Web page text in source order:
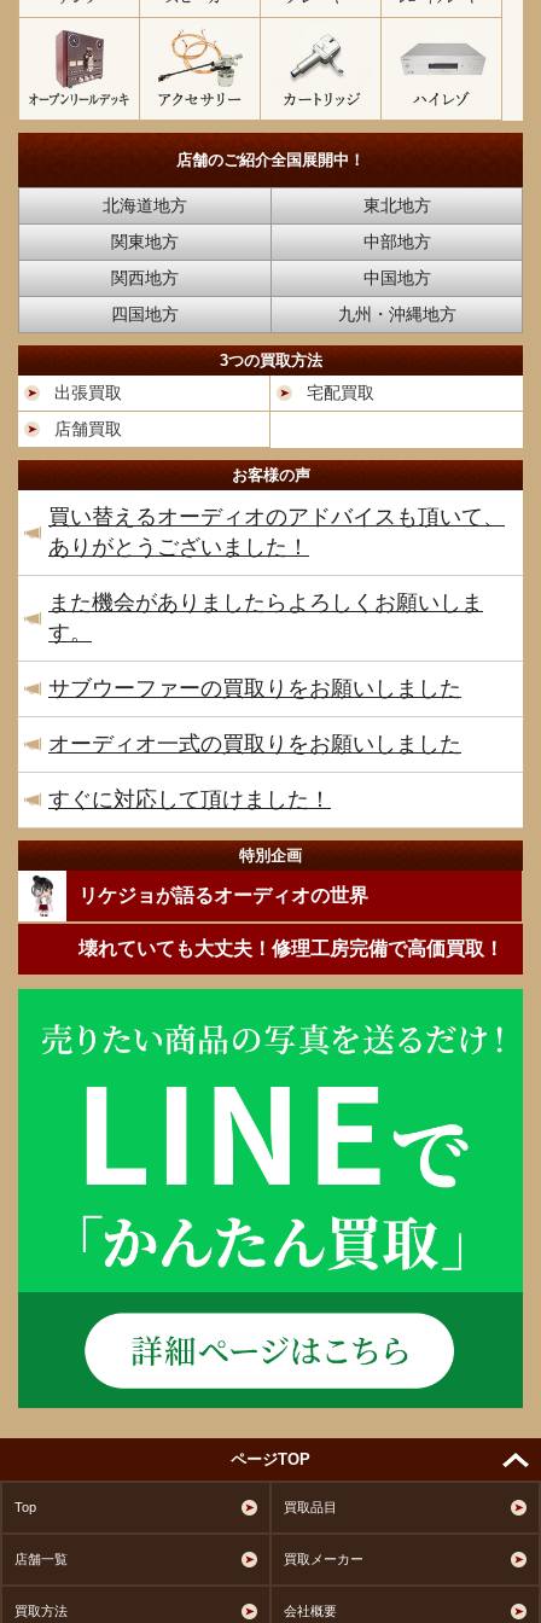
店舗のご紹介全国展開中！
北海道地方
東北地方
関東地方
中部地方
関西地方
中国地方
四国地方
九州・沖縄地方
3つの買取方法
出張買取
宅配買取
店舗買取
お客様の声
買い替えるオーディオのアドバイスも頂いて、
ありがとうございました！
また機会がありましたらよろしくお願いしま
す。
サブウーファーの買取りをお願いしました
オーディオ一式の買取りをお願いしました
すぐに対応して頂けました！
特別企画
リケジョが語るオーディオの世界
壊れていても大丈夫！修理工房完備で高価買取！
ページTOP
Top 買取品目
店舗一覧 買取メーカー
買取方法 会社概要